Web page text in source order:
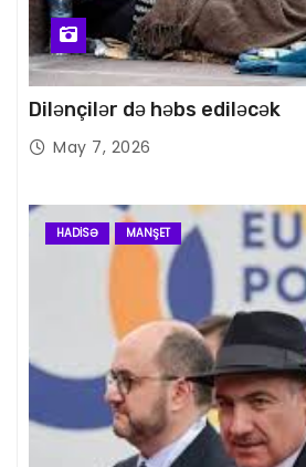
Dilənçilər də həbs ediləcək
May 7, 2026
HADISƏ MANŞET